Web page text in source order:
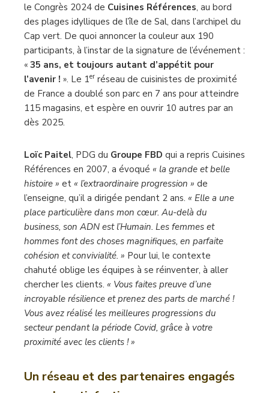
le Congrès 2024 de Cuisines Références, au bord
des plages idylliques de l’île de Sal, dans l’archipel du
Cap vert. De quoi annoncer la couleur aux 190
participants, à l’instar de la signature de l’événement :
« 35 ans, et toujours autant d’appétit pour
l’avenir ! ». Le 1er réseau de cuisinistes de proximité
de France a doublé son parc en 7 ans pour atteindre
115 magasins, et espère en ouvrir 10 autres par an
dès 2025.
Loïc Paitel, PDG du Groupe FBD qui a repris Cuisines
Références en 2007, a évoqué « la grande et belle
histoire » et « l’extraordinaire progression » de
l’enseigne, qu’il a dirigée pendant 2 ans. « Elle a une
place particulière dans mon cœur. Au-delà du
business, son ADN est l’Humain. Les femmes et
hommes font des choses magnifiques, en parfaite
cohésion et convivialité. » Pour lui, le contexte
chahuté oblige les équipes à se réinventer, à aller
chercher les clients. « Vous faites preuve d’une
incroyable résilience et prenez des parts de marché !
Vous avez réalisé les meilleures progressions du
secteur pendant la période Covid, grâce à votre
proximité avec les clients ! »
Un réseau et des partenaires engagés